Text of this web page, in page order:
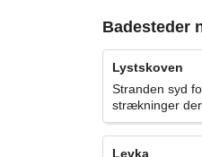
Badesteder
Lystskoven
Stranden syd
strækninger
Levka